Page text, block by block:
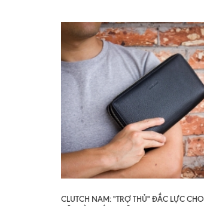
CLUTCH NAM: "TRỢ THỦ" ĐẮC LỰC CHO